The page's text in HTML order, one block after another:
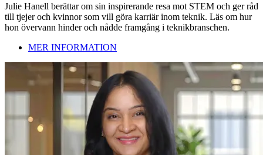
Julie Hanell berättar om sin inspirerande resa mot STEM och ger råd
till tjejer och kvinnor som vill göra karriär inom teknik. Läs om hur
hon övervann hinder och nådde framgång i teknikbranschen.
MER INFORMATION